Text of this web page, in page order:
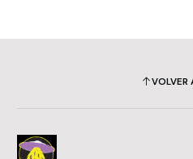
VOLVER